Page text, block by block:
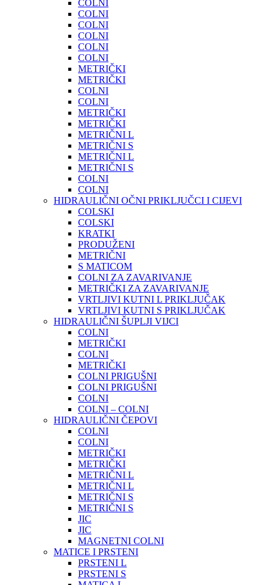
COLNI
COLNI
COLNI
COLNI
COLNI
COLNI
METRIČKI
METRIČKI
COLNI
COLNI
METRIČKI
METRIČKI
METRIČNI L
METRIČNI S
METRIČNI L
METRIČNI S
COLNI
COLNI
HIDRAULIČNI OČNI PRIKLJUČCI I CIJEVI
COLSKI
COLSKI
KRATKI
PRODUŽENI
METRIČNI
S MATICOM
COLNI ZA ZAVARIVANJE
METRIČKI ZA ZAVARIVANJE
VRTLJIVI KUTNI L PRIKLJUČAK
VRTLJIVI KUTNI S PRIKLJUČAK
HIDRAULIČNI ŠUPLJI VIJCI
COLNI
METRIČKI
COLNI
METRIČKI
COLNI PRIGUŠNI
COLNI PRIGUŠNI
COLNI
COLNI – COLNI
HIDRAULIČNI ČEPOVI
COLNI
COLNI
METRIČKI
METRIČKI
METRIČNI L
METRIČNI L
METRIČNI S
METRIČNI S
JIC
JIC
MAGNETNI COLNI
MATICE I PRSTENI
PRSTENI L
PRSTENI S